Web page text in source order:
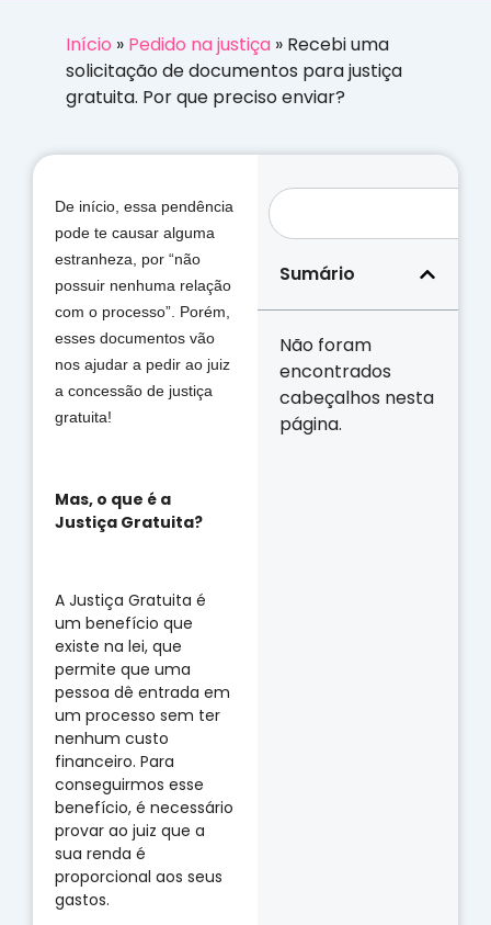
Início » Pedido na justiça » Recebi uma
solicitação de documentos para justiça
gratuita. Por que preciso enviar?
De início, essa pendência
pode te causar alguma
estranheza, por “não
possuir nenhuma relação
com o processo”. Porém,
esses documentos vão
nos ajudar a pedir ao juiz
a concessão de justiça
gratuita!
Mas, o que é a
Justiça Gratuita?
A Justiça Gratuita é
um benefício que
existe na lei, que
permite que uma
pessoa dê entrada em
um processo sem ter
nenhum custo
financeiro. Para
conseguirmos esse
benefício, é necessário
provar ao juiz que a
sua renda é
proporcional aos seus
gastos.
Sumário
Não foram
encontrados
cabeçalhos nesta
página.